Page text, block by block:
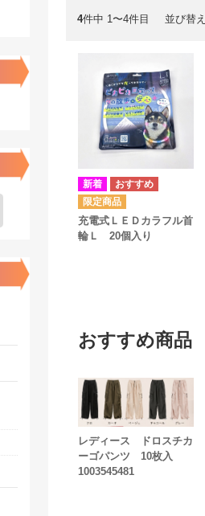
4件中 1〜4件目 並び替え
充電式ＬＥＤカラフル首
輪Ｌ 20個入り
おすすめ商品
レディース ドロスチカ
ーゴパンツ 10枚入
1003545481